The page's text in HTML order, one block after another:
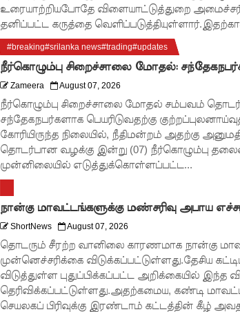
உரையாற்றியபோதே விளையாட்டுத்துறை அமைச்சர்
தனிப்பட்ட கருத்தை
#breaking#srilanka news#trading#updates
நீர்கொழும்பு சிறைச்சாலை மோதல்:
Zameera August 07, 2026
நீர்கொழும்பு சிறைச்சாலை மோதல் சம்பவம்
சந்தேகநபர்களாக பெயரிடுவதற்கு
கோரியிருந்த நிலையில், நீதிமன்றம் அதற்கு
தொடர்பான வழக்கு இன்று (07) நீர்கொழும்பு
முன்னிலையில் எடுத்துக்கொள்ளப்பட்ட...
நான்கு மாவட்டங்களுக்கு மண்சரிவு அபாய
ShortNews August 07, 2026
தொடரும் சீரற்ற வானிலை காரணமாக நான்கு
முன்னெச்சரிக்கை விடுக்கப்பட்டுள்ளது.தேசிய
விடுத்துள்ள புதுப்பிக்கப்பட்ட அறிக்கையில் இந்த
தெரிவிக்கப்பட்டுள்ளது.அதற்கமைய, கண்டி
செயலகப் பிரிவுக்கு இரண்டாம் கட்டத்தின் கீழ்